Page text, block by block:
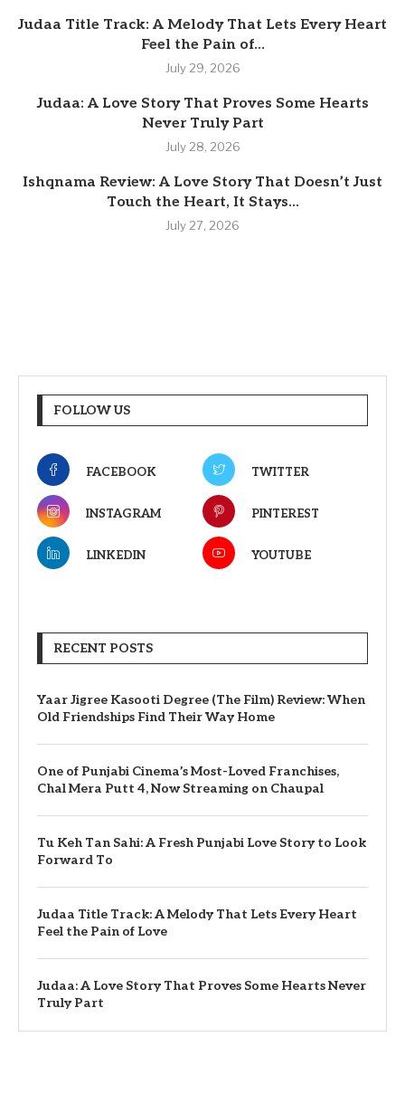
Judaa Title Track: A Melody That Lets Every Heart
Feel the Pain of...
July 29, 2026
Judaa: A Love Story That Proves Some Hearts
Never Truly Part
July 28, 2026
Ishqnama Review: A Love Story That Doesn’t Just
Touch the Heart, It Stays...
July 27, 2026
FOLLOW US
FACEBOOK TWITTER
INSTAGRAM PINTEREST
LINKEDIN YOUTUBE
RECENT POSTS
Yaar Jigree Kasooti Degree (The Film) Review: When
Old Friendships Find Their Way Home
One of Punjabi Cinema’s Most-Loved Franchises,
Chal Mera Putt 4, Now Streaming on Chaupal
Tu Keh Tan Sahi: A Fresh Punjabi Love Story to Look
Forward To
Judaa Title Track: A Melody That Lets Every Heart
Feel the Pain of Love
Judaa: A Love Story That Proves Some Hearts Never
Truly Part